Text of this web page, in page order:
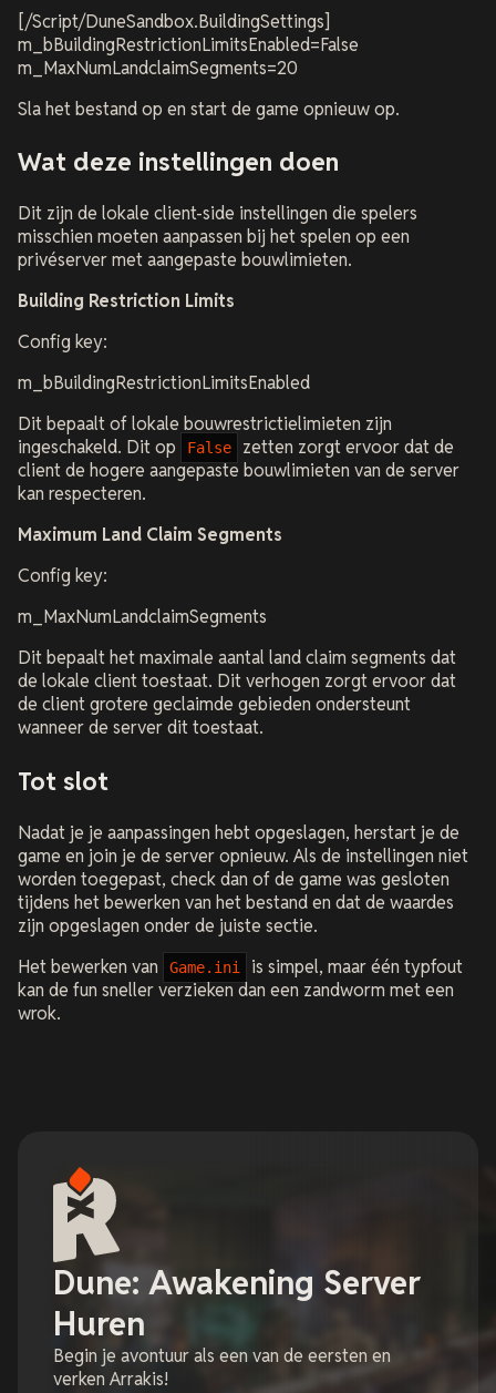
[/Script/DuneSandbox.BuildingSettings]
m_bBuildingRestrictionLimitsEnabled=False
m_MaxNumLandclaimSegments=20
Sla het bestand op en start de game opnieuw op.
Wat deze instellingen doen
Dit zijn de lokale client-side instellingen die spelers
misschien moeten aanpassen bij het spelen op een
privéserver met aangepaste bouwlimieten.
Building Restriction Limits
Config key:
m_bBuildingRestrictionLimitsEnabled
Dit bepaalt of lokale bouwrestrictielimieten zijn
ingeschakeld. Dit op
False
zetten zorgt ervoor dat de
client de hogere aangepaste bouwlimieten van de server
kan respecteren.
Maximum Land Claim Segments
Config key:
m_MaxNumLandclaimSegments
Dit bepaalt het maximale aantal land claim segments dat
de lokale client toestaat. Dit verhogen zorgt ervoor dat
de client grotere geclaimde gebieden ondersteunt
wanneer de server dit toestaat.
Tot slot
Nadat je je aanpassingen hebt opgeslagen, herstart je de
game en join je de server opnieuw. Als de instellingen niet
worden toegepast, check dan of de game was gesloten
tijdens het bewerken van het bestand en dat de waardes
zijn opgeslagen onder de juiste sectie.
Het bewerken van
Game.ini
is simpel, maar één typfout
kan de fun sneller verzieken dan een zandworm met een
wrok.
Dune: Awakening Server
Huren
Begin je avontuur als een van de eersten en
verken Arrakis!